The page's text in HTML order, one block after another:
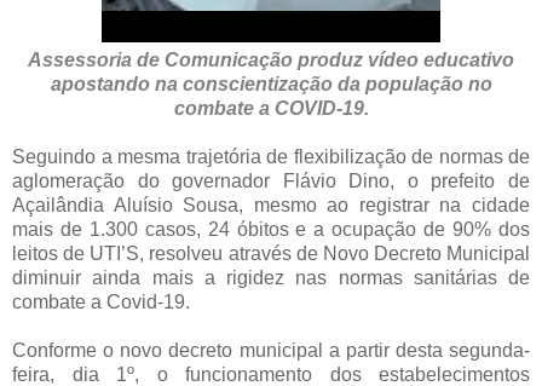
Assessoria de Comunicação produz vídeo educativo
apostando na conscientização da população no
combate a COVID-19.
Seguindo a mesma trajetória de flexibilização de normas de
aglomeração do governador Flávio Dino, o prefeito de
Açailândia Aluísio Sousa, mesmo ao registrar na cidade
mais de 1.300 casos, 24 óbitos e a ocupação de 90% dos
leitos de UTI’S, resolveu através de Novo Decreto Municipal
diminuir ainda mais a rigidez nas normas sanitárias de
combate a Covid-19.
Conforme o novo decreto municipal a partir desta segunda-
feira, dia 1º, o funcionamento dos estabelecimentos